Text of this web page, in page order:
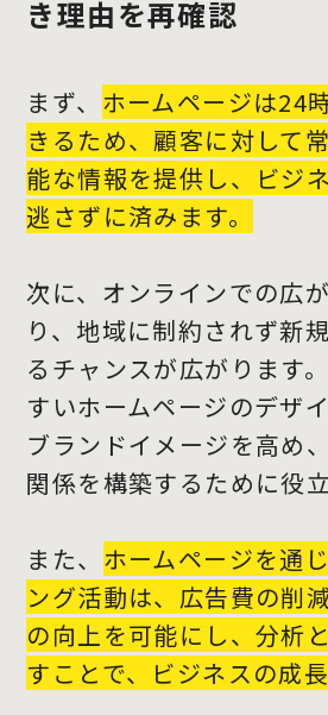
き理由を再確認
まず、 ホームページは24
きるため、顧客に対して
能な情報を提供し、ビジ
逃さずに済みます。
次に、オンラインでの広
り、地域に制約されず新
るチャンスが広がります
すいホームページのデザ
ブランドイメージを高め
関係を構築するために役立
また、 ホームページを通
ング活動は、広告費の削
の向上を可能にし、分析
すことで、ビジネスの成